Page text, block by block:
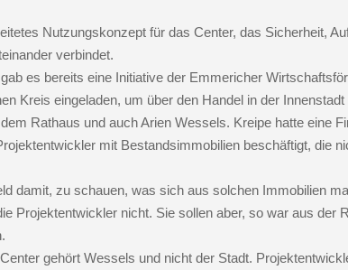
Nutzungskonzept für das Center, das Sicherheit,
verbindet.
es bereits eine Initiative der Emmericher
Kreis eingeladen, um über den Handel in der
Rathaus und auch Arien Wessels. Kreipe hatte eine
mit Bestandsimmobilien beschäftigt, die
damit, zu schauen, was sich aus solchen Immobilien
Projektentwickler nicht. Sie sollen aber, so war aus der
gehört Wessels und nicht der Stadt.